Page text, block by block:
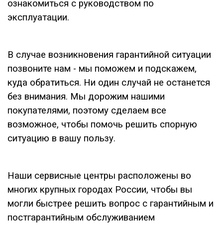
ознакомиться с руководством по
эксплуатации.
В случае возникновения гарантийной ситуации
позвоните нам - мы поможем и подскажем,
куда обратиться. Ни один случай не останется
без внимания. Мы дорожим нашими
покупателями, поэтому сделаем все
возможное, чтобы помочь решить спорную
ситуацию в вашу пользу.
Наши сервисные центры расположены во
многих крупных городах России, чтобы вы
могли быстрее решить вопрос с гарантийным и
постгарантийным обслуживанием